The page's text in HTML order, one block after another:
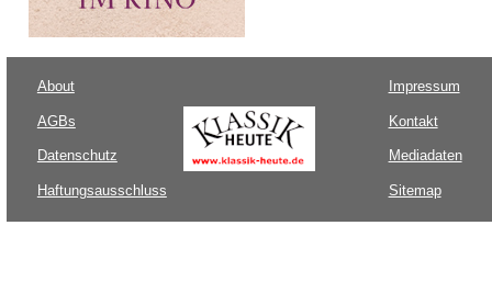
About
AGBs
Datenschutz
Haftungsausschluss
Impressum
Kontakt
Mediadaten
Sitemap